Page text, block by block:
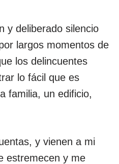
y deliberado silencio
largos momentos de
los delincuentes
lo fácil que es
familia, un edificio,
y vienen a mi
estremecen y me